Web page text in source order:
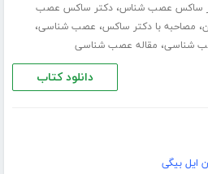
ساکس عصب شناس،دکتر ساکس عصب
، مصاحبه با دکتر ساکس، عصب شناسی،
شناسی، مقاله عصب شناسی
دانلود کتاب
ایل بیگی